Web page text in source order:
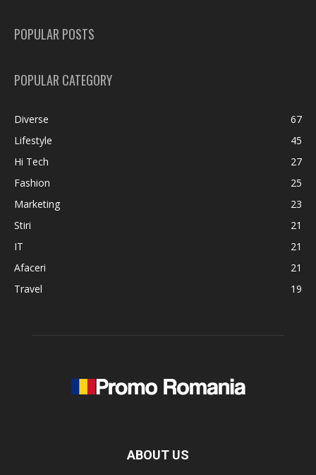
POPULAR POSTS
POPULAR CATEGORY
Diverse
67
Lifestyle
45
Hi Tech
27
Fashion
25
Marketing
23
Stiri
21
IT
21
Afaceri
21
Travel
19
ABOUT US